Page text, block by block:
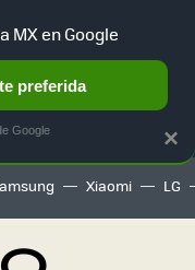
TERRITORIO
Xiaomi LG
×
MX en Google
preferida
Google